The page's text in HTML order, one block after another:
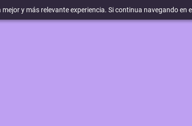
y más relevante experiencia. Si continua navegando en